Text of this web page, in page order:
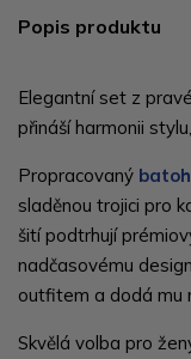
Popis produktu
Elegantní set z
přináší harmonii
Propracovaný batoh
sladěnou trojici pro
šití podtrhují
nadčasovému
outfitem a dodá mu
Skvělá volba pro